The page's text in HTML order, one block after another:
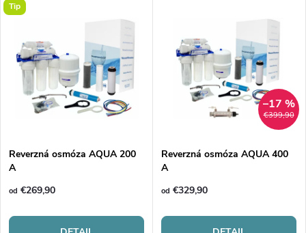
Tip
Reverzná osmóza AQUA 200
A
od €269,90
€399,90
–17 %
Reverzná osmóza AQUA 400
A
od €329,90